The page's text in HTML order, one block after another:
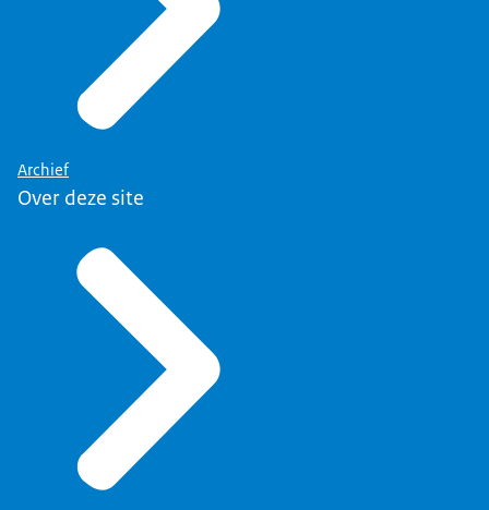
Archief
Over deze site